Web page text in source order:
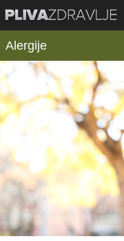
Alergije